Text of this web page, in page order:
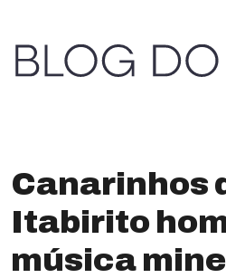
Canarinhos
Itabirito
música